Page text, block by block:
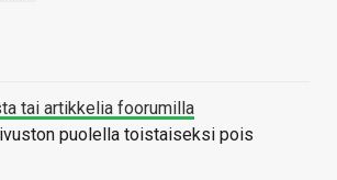
tai artikkelia foorumilla
puolella toistaiseksi pois